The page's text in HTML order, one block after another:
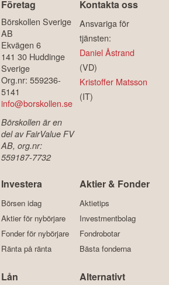
Företag
Börskollen Sverige
AB
Ekvägen 6
141 30 Huddinge
Sverige
Org.nr: 559236-
5141
info@borskollen.se
Börskollen är en
del av FairValue FV
AB, org.nr:
559187-7732
Kontakta oss
Ansvariga för
tjänsten:
Daniel Åstrand
(VD)
Kristoffer Matsson
(IT)
Investera
Börsen idag
Aktier för nybörjare
Fonder för nybörjare
Ränta på ränta
Aktier & Fonder
Aktietips
Investmentbolag
Fondrobotar
Bästa fonderna
Lån Alternativt